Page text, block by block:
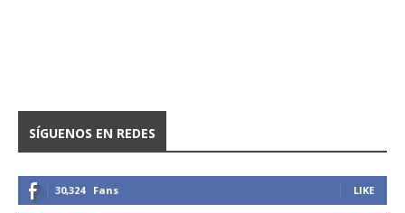
SÍGUENOS EN REDES
30,324 Fans LIKE